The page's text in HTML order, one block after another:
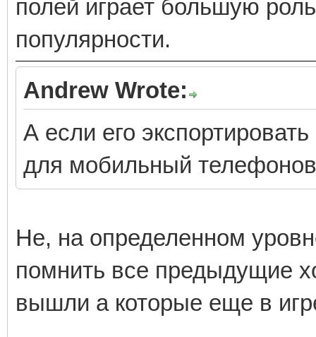
полей играет большую
популярности.
Andrew Wrote:
А если его
для мобильный
Не, на определенном
помнить все предыдущие
вышли а которые еще в